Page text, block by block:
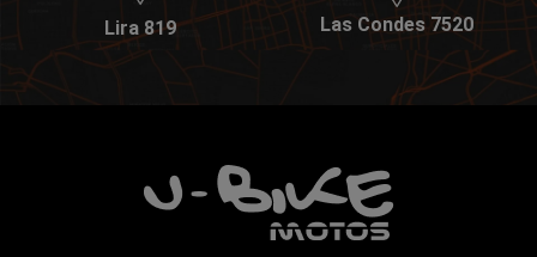
Lira 819 Las Condes 7520